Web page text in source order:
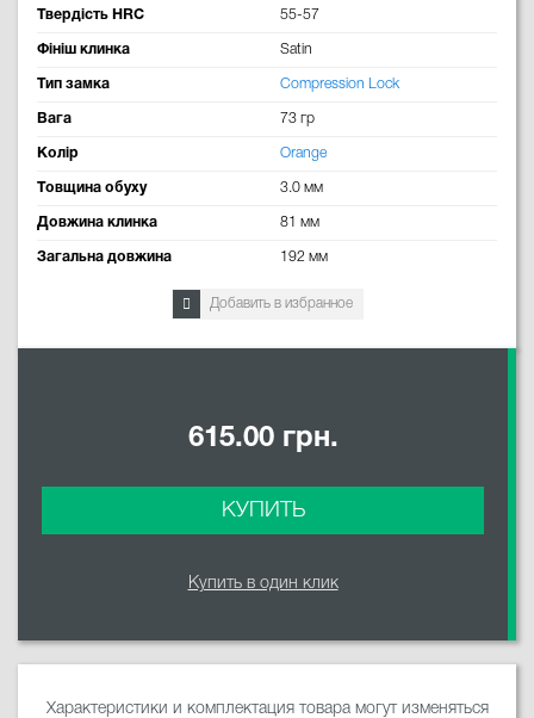
Твердість HRC 55-57
Фініш клинка Satin
Тип замка Compression Lock
Вага 73 гр
Колір Orange
Товщина обуху 3.0 мм
Довжина клинка 81 мм
Загальна довжина 192 мм
Добавить в избранное
615.00 грн.
КУПИТЬ
Купить в один клик
Характеристики и комплектация товара могут изменяться